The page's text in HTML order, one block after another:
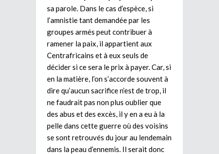
sa parole. Dans le cas d’espèce, si
l’amnistie tant demandée par les
groupes armés peut contribuer à
ramener la paix, il appartient aux
Centrafricains et à eux seuls de
décider si ce sera le prix à payer. Car, si
en la matière, l’on s’accorde souvent à
dire qu’aucun sacrifice n’est de trop, il
ne faudrait pas non plus oublier que
des abus et des excès, il y en a eu à la
pelle dans cette guerre où des voisins
se sont retrouvés du jour au lendemain
dans la peau d’ennemis. Il serait donc